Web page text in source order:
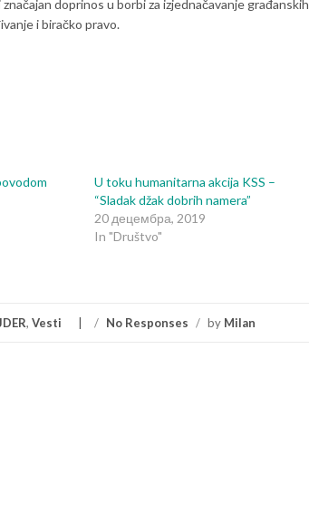
doprinos u borbi za izjednačavanje građanskih
i biračko pravo.
U toku humanitarna akcija KSS –
“Sladak džak dobrih namera”
20 децембра, 2019
In "Društvo"
, Vesti / No Responses / by Milan